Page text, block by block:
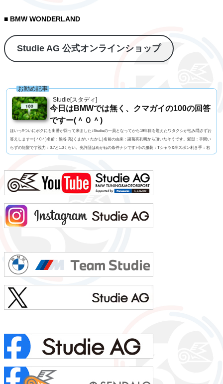
■ BMW WONDERLAND
Studie AG 公式オンラインショップ
Studie[スタディ]
お勧め記事
今日はBMWでは無く、クマガイの100の回答
ですー(＾０＾)
ほいっ!!ついにボクにも出番が回って来ました♪Studieの一員となってから19年目を迎えたワタクシが包み隠さずお
答えしますー(＾0＾)名前：熊谷 亮(くまがい たかし)名前の由来：諸葛亮孔明から頂いたそうです。髪型：手間い
らずの短髪です視力：0.7と1.0くらい。免許証はめがねの条件ナシです♪今の服装：Tシャツ&半ズボン利き手：右